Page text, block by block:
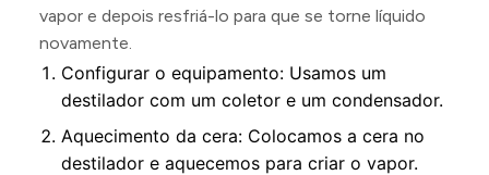
vapor e depois resfriá-lo para que se torne líquido
novamente.
Configurar o equipamento: Usamos um
destilador com um coletor e um condensador.
Aquecimento da cera: Colocamos a cera no
destilador e aquecemos para criar o vapor.